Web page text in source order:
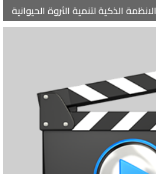
الانظمة الذكية لتنمية الثروة الحيوانية